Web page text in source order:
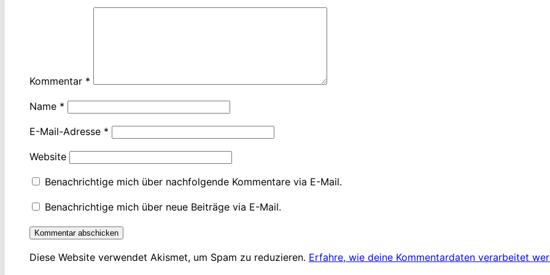
Kommentar *
Name *
E-Mail-Adresse *
Website
Benachrichtige mich über nachfolgende Kommentare via E-Mail.
Benachrichtige mich über neue Beiträge via E-Mail.
Diese Website verwendet Akismet, um Spam zu reduzieren. Erfahre, wie deine Kommentardaten verarbeitet